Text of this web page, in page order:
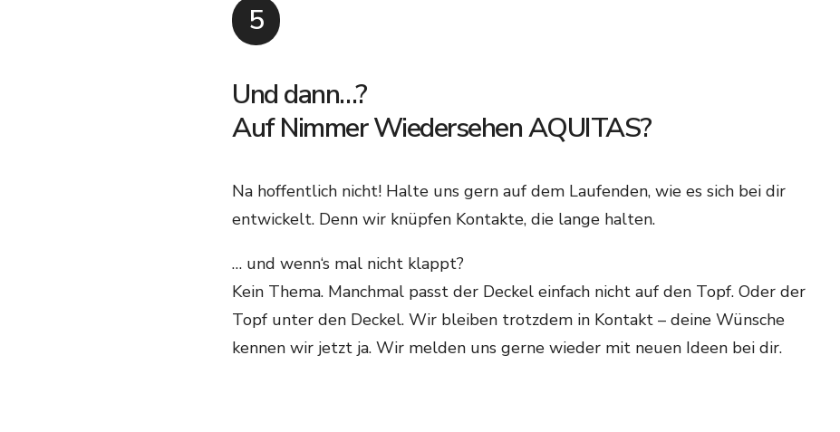
5
Und dann…?
Auf Nimmer Wiedersehen AQUITAS?​
Na hoffentlich nicht! Halte uns gern auf dem Laufenden, wie es sich bei dir
entwickelt. Denn wir knüpfen Kontakte, die lange halten.
… und wenn‘s mal nicht klappt?​​
Kein Thema. Manchmal passt der Deckel einfach nicht auf den Topf. Oder der
Topf unter den Deckel.​ Wir bleiben trotzdem in Kontakt – deine Wünsche
kennen wir jetzt ja. Wir melden uns gerne wieder mit neuen Ideen bei dir.